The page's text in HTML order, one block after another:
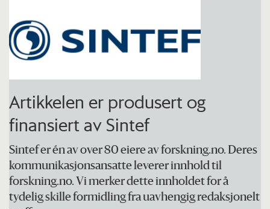
Statsforvalteren i Trøndelag, Trøndelag
fylkeskommune og Trøndelag Bondelag
Målet er å styrke matsikkerheten og
beredskapsevnen ved å øke bruken av
lokalprodusert mat i Forsvaret.
Partnere i prosjektet: Ørland kommune,
SINTEF Digital, SINTEF Ocean,
Artikkelen er produsert og
finansiert av Sintef
Sintef er én av over 80 eiere av forskning.no. Deres
kommunikasjonsansatte leverer innhold til
forskning.no. Vi merker dette innholdet for å
tydelig skille formidling fra uavhengig redaksjonelt